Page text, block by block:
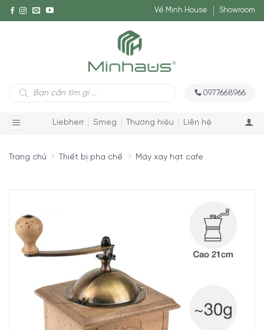
Về Minh House Showroom
Tìm
kiếm
0977668966
Liebherr Smeg Thương hiệu Liên hệ
Trang chủ Thiết bị pha chế Máy xay hạt cafe